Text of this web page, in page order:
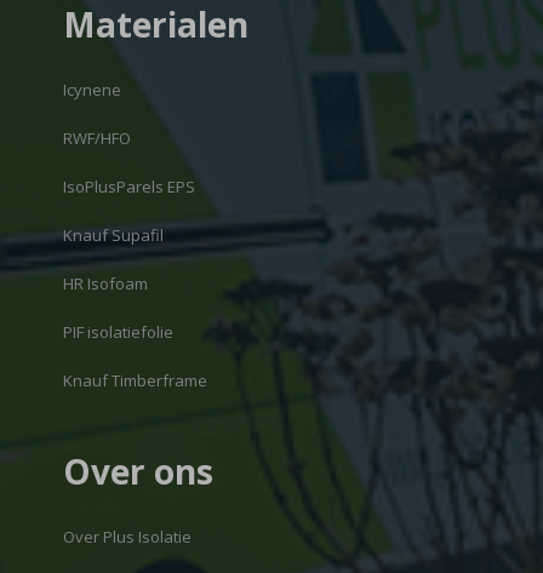
Materialen
Icynene
RWF/HFO
IsoPlusParels EPS
Knauf Supafil
HR Isofoam
PIF isolatiefolie
Knauf Timberframe
Over ons
Over Plus Isolatie